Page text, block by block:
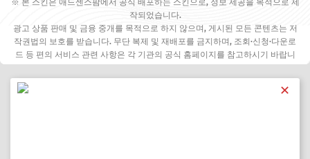
※ 본 스킨은 애드센스팜에서 공식 배포하는 스킨으로, 정보 제공을 목적으로 제
작되었습니다.
광고 상품 판매 및 금융 중개를 목적으로 하지 않으며, 게시된 모든 콘텐츠는 저
작권법의 보호를 받습니다. 무단 복제 및 재배포를 금지하며, 조회·신청·다운로
드 등 편의 서비스 관련 사항은 각 기관의 공식 홈페이지를 참고하시기 바랍니
✕